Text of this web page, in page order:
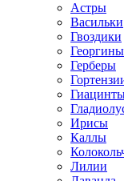
Астры
Васильки
Гвоздики
Георгины
Герберы
Ирисы
Каллы
Лилии